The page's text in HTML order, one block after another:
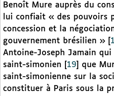
Benoît Mure auprès du
lui confiait « des pouvoirs
concession et la
gouvernement brésilien »
Antoine-Joseph Jamain
saint-simonien
19
que
saint-simonienne sur la
constituer à Paris sous la